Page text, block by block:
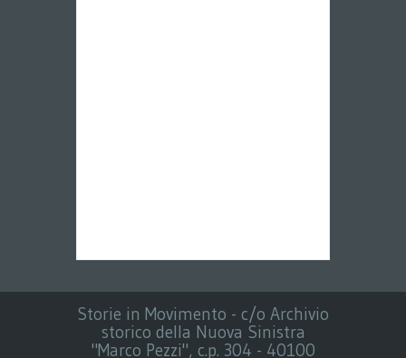
Storie in Movimento - c/o Archivio
storico della Nuova Sinistra
"Marco Pezzi", c.p. 304 - 40100